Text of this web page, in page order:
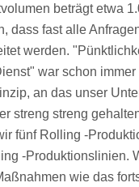
beträgt etwa
dass fast alle
werden.
war schon immer
an das unser
streng streng
fünf Rolling -
-Produktionslinien.
wie das